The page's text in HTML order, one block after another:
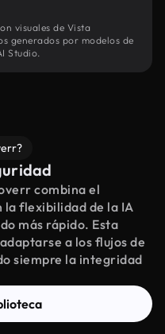
visuales de Vista
generados por modelos de
Studio.
combina el
flexibilidad de la IA
más rápido. Esta
a los flujos de
siempre la integridad